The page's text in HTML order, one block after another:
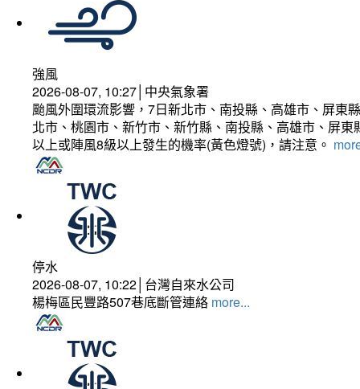
強風
2026-08-07, 10:27│中央氣象署
颱風外圍環流影響，7日新北市、南投縣、高雄市、屏東
北市、桃園市、新竹市、新竹縣、南投縣、高雄市、屏
以上或陣風8級以上發生的機率(黃色燈號)，請注意。
停水
2026-08-07, 10:22│台灣自來水公司
楊梅區民豐路507巷底斷管連絡 more...